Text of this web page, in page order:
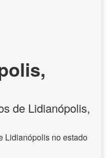
de Lidianópolis,
Lidianópolis no estado